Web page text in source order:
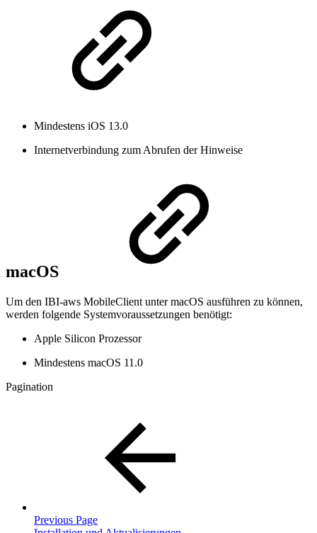
Mindestens iOS 13.0
Internetverbindung zum Abrufen der Hinweise
macOS
Um den IBI-aws MobileClient unter macOS ausführen zu können,
werden folgende Systemvoraussetzungen benötigt:
Apple Silicon Prozessor
Mindestens macOS 11.0
Pagination
Previous Page